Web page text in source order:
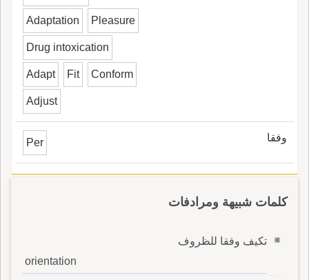
Adaptation Pleasure
Drug intoxication
Adapt Fit Conform
Adjust
وفقا Per
كلمات شبيهة ومرادفات
تكيف وفقا للظروف
orientation